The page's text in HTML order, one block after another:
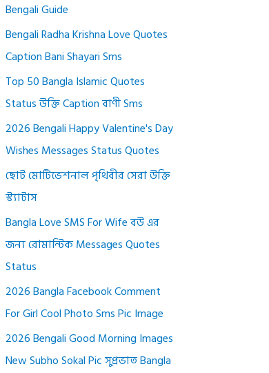
Bengali Guide
Bengali Radha Krishna Love Quotes
Caption Bani Shayari Sms
Top 50 Bangla Islamic Quotes
Status উক্তি Caption বাণী Sms
2026 Bengali Happy Valentine's Day
Wishes Messages Status Quotes
ছোট মোটিভেশনাল পৃথিবীর সেরা উক্তি
স্ট্যাটাস
Bangla Love SMS For Wife বউ এর
জন্য রোমান্টিক Messages Quotes
Status
2026 Bangla Facebook Comment
For Girl Cool Photo Sms Pic Image
2026 Bengali Good Morning Images
New Subho Sokal Pic সুপ্রভাত Bangla